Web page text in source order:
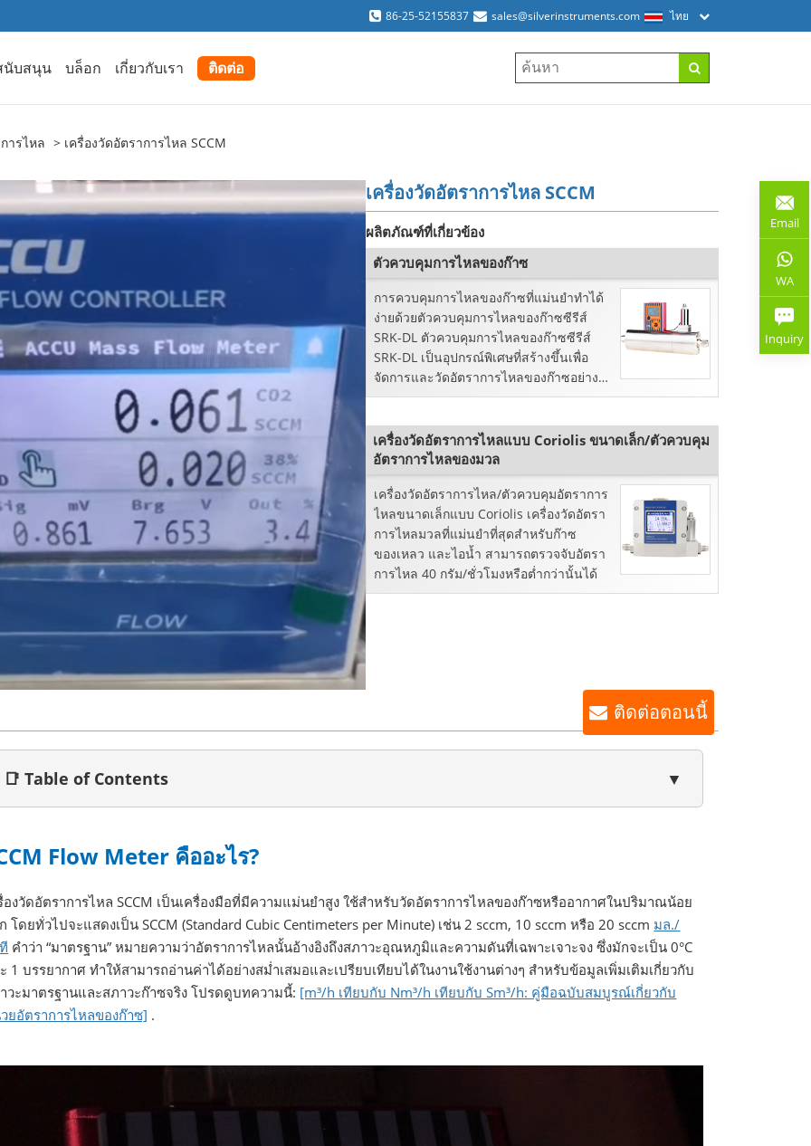
86-25-52155837 sales@silverinstruments.com ไทย
นับสนุน บล็อก เกี่ยวกับเรา ติดต่อ
ารไหล เครื่องวัดอัตราการไหล SCCM
เครื่องวัดอัตราการไหล SCCM
ผลิตภัณฑ์ที่เกี่ยวข้อง
ตัวควบคุมการไหลของก๊าซ
การควบคุมการไหลของก๊าซที่แม่นยำทำได้
ง่ายด้วยตัวควบคุมการไหลของก๊าซซีรีส์
SRK-DL ตัวควบคุมการไหลของก๊าซซีรีส์
SRK-DL เป็นอุปกรณ์พิเศษที่สร้างขึ้นเพื่อ
จัดการและวัดอัตราการไหลของก๊าซอย่าง
แม่นยำ...
เครื่องวัดอัตราการไหลแบบ Coriolis ขนาดเล็ก/ตัวควบคุม
อัตราการไหลของมวล
เครื่องวัดอัตราการไหล/ตัวควบคุมอัตราการ
ไหลขนาดเล็กแบบ Coriolis เครื่องวัดอัตรา
การไหลมวลที่แม่นยำที่สุดสำหรับก๊าซ
ของเหลว และไอน้ำ สามารถตรวจจับอัตรา
การไหล 40 กรัม/ชั่วโมงหรือต่ำกว่านั้นได้
ติดต่อตอนนี้
📑 Table of Contents ▼
Flow Meter คืออะไร?
องวัดอัตราการไหล SCCM เป็นเครื่องมือที่มีความแม่นยำสูง ใช้สำหรับวัดอัตราการไหลของก๊าซหรืออากาศในปริมาณน้อย
โดยทั่วไปจะแสดงเป็น SCCM (Standard Cubic Centimeters per Minute) เช่น 2 sccm, 10 sccm หรือ 20 sccm มล./
คำว่า “มาตรฐาน” หมายความว่าอัตราการไหลนั้นอ้างอิงถึงสภาวะอุณหภูมิและความดันที่เฉพาะเจาะจง ซึ่งมักจะเป็น 0°C
1 บรรยากาศ ทำให้สามารถอ่านค่าได้อย่างสม่ำเสมอและเปรียบเทียบได้ในงานใช้งานต่างๆ สำหรับข้อมูลเพิ่มเติมเกี่ยวกับ
วะมาตรฐานและสภาวะก๊าซจริง โปรดดูบทความนี้: [m³/h เทียบกับ Nm³/h เทียบกับ Sm³/h: คู่มือฉบับสมบูรณ์เกี่ยวกับ
ยอัตราการไหลของก๊าซ] .
Email
WA
Inquiry